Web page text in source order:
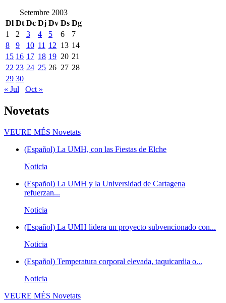
Setembre 2003
Dl Dt Dc Dj Dv Ds Dg
1
2 3 4 5 6
7
8
9 10 11 12 13 14
15 16 17 18 19 20 21
22 23 24 25 26 27 28
29 30
« Jul
Oct »
Novetats
VEURE MÉS Novetats
(Español) La UMH, con las Fiestas de Elche
Noticia
(Español) La UMH y la Universidad de Cartagena
refuerzan...
Noticia
(Español) La UMH lidera un proyecto subvencionado con...
Noticia
(Español) Temperatura corporal elevada, taquicardia o...
Noticia
VEURE MÉS Novetats